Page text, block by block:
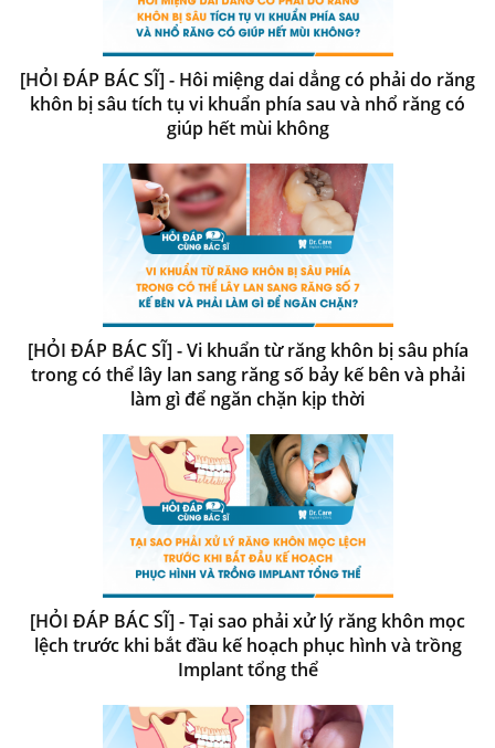
[HỎI ĐÁP BÁC SĨ] - Hôi miệng dai dẳng có phải do răng
khôn bị sâu tích tụ vi khuẩn phía sau và nhổ răng có
giúp hết mùi không
[HỎI ĐÁP BÁC SĨ] - Vi khuẩn từ răng khôn bị sâu phía
trong có thể lây lan sang răng số bảy kế bên và phải
làm gì để ngăn chặn kịp thời
[HỎI ĐÁP BÁC SĨ] - Tại sao phải xử lý răng khôn mọc
lệch trước khi bắt đầu kế hoạch phục hình và trồng
Implant tổng thể